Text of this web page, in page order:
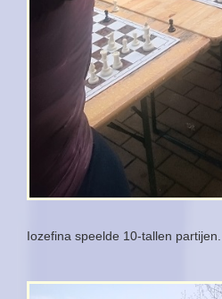
Iozefina speelde 10-tallen partijen...